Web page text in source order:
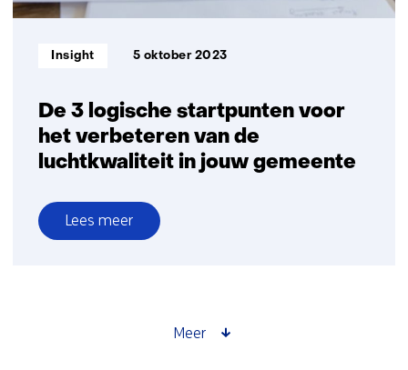
De 3 logische startpunten voor
het verbeteren van de
luchtkwaliteit in jouw gemeente
Informatietype:
Insight 5 oktober 2023
Lees meer
over
Meer